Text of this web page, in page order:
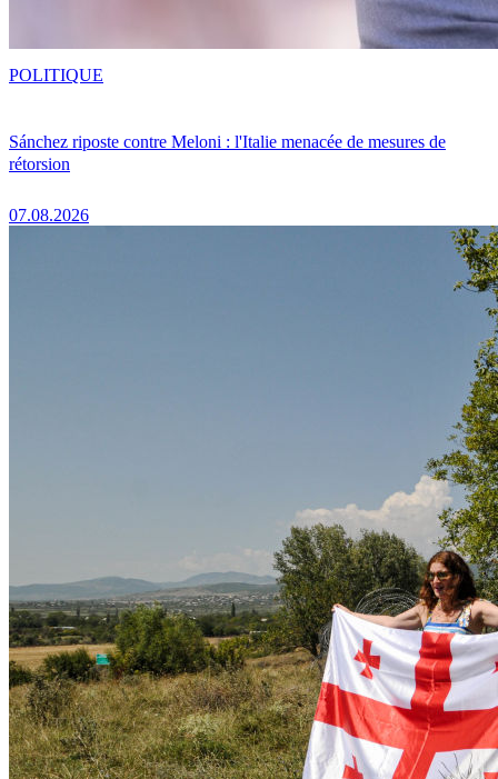
Sánchez riposte contre Meloni : l'Italie menacée de mesures de
rétorsion
07.08.2026
POLITIQUE